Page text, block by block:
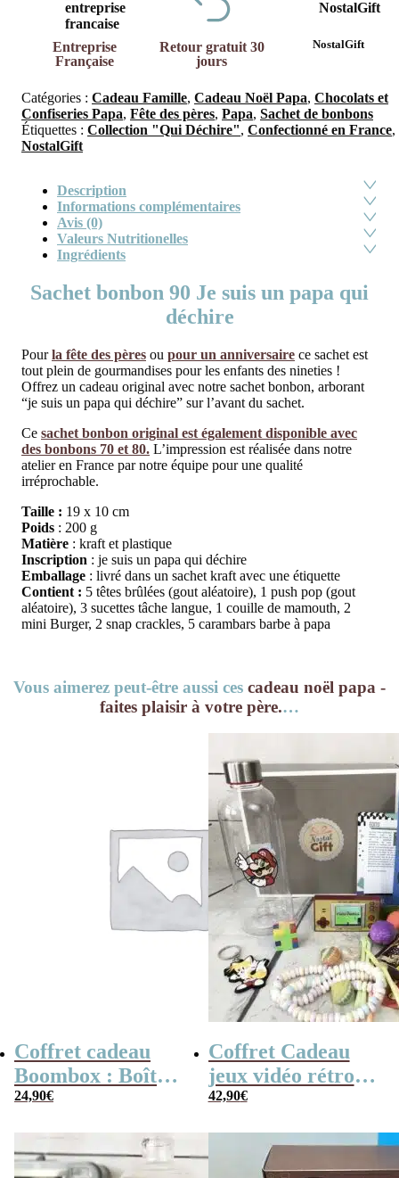
Entreprise
Française
Retour gratuit 30
jours
NostalGift
Catégories : Cadeau Famille, Cadeau Noël Papa, Chocolats et
Confiseries Papa, Fête des pères, Papa, Sachet de bonbons
Étiquettes : Collection "Qui Déchire", Confectionné en France,
NostalGift
Description
Informations complémentaires
Avis (0)
Valeurs Nutritionelles
Ingrédients
Sachet bonbon 90 Je suis un papa qui
déchire
Pourla fête des pères ou pour un anniversaire ce sachet est
tout plein de gourmandises pour les enfants des nineties !
Offrez un cadeau original avec notre sachet bonbon, arborant
“je suis un papa qui déchire” sur l’avant du sachet.
Ce sachet bonbon original est également disponible avec
des bonbons 70 et 80. L’impression est réalisée dans notre
atelier en France par notre équipe pour une qualité
irréprochable.
Taille : 19 x 10 cm
Poids : 200 g
Matière : kraft et plastique
Inscription : je suis un papa qui déchire
Emballage : livré dans un sachet kraft avec une étiquette
Contient : 5 têtes brûlées (gout aléatoire), 1 push pop (gout
aléatoire), 3 sucettes tâche langue, 1 couille de mamouth, 2
mini Burger, 2 snap crackles, 5 carambars barbe à papa
Vous aimerez peut-être aussi ces cadeau noël papa -
faites plaisir à votre père.…
Coffret cadeau
Boombox : Boîte
bonbons des
Coffret bonbon
24,90€
Coffret Cadeau
jeux vidéo rétro
(avec sa console de
42,90€